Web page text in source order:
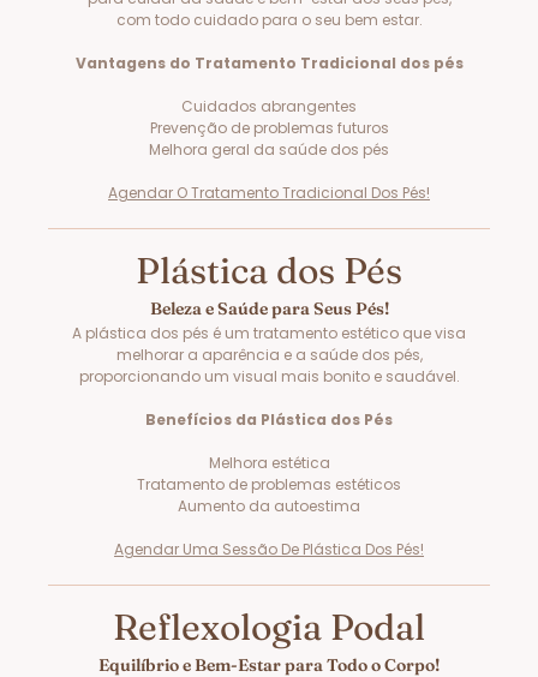
com todo cuidado para o seu bem estar.
Vantagens do Tratamento Tradicional dos pés
Cuidados abrangentes
Prevenção de problemas futuros
Melhora geral da saúde dos pés
Agendar O Tratamento Tradicional Dos Pés!
Plástica dos Pés
Beleza e Saúde para Seus Pés!
A plástica dos pés é um tratamento estético que visa
melhorar a aparência e a saúde dos pés,
proporcionando um visual mais bonito e saudável.
Benefícios da Plástica dos Pés
Melhora estética
Tratamento de problemas estéticos
Aumento da autoestima
Agendar Uma Sessão De Plástica Dos Pés!
Reflexologia Podal
Equilíbrio e Bem-Estar para Todo o Corpo!